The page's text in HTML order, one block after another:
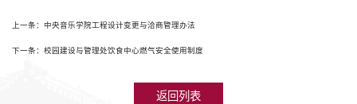
上一条：中央音乐学院工程设计变更与洽商管理办法
下一条：校园建设与管理处饮食中心燃气安全使用制度
返回列表